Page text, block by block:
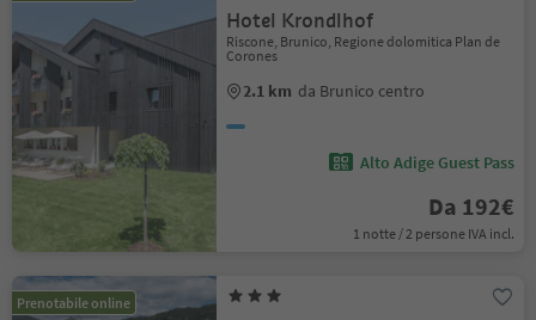
Hotel Krondlhof
Riscone, Brunico, Regione dolomitica Plan de
Corones
2.1 km da Brunico centro
Alto Adige Guest Pass
Da 192€
1 notte / 2 persone IVA incl.
Prenotabile online